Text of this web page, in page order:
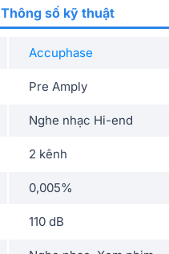
Thông số kỹ thuật
Accuphase
Pre Amply
Nghe nhạc Hi-end
2 kênh
0,005%
110 dB